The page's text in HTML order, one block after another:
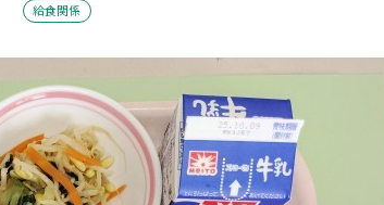
給食関係